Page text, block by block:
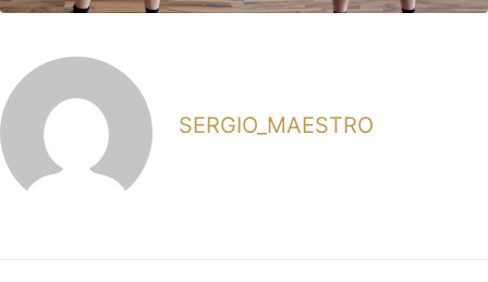
SERGIO_MAESTRO